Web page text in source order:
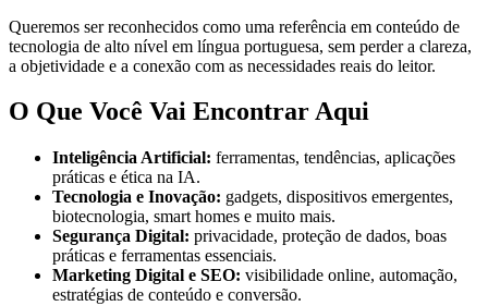
Queremos ser reconhecidos como uma referência em conteúdo de
tecnologia de alto nível em língua portuguesa, sem perder a clareza,
a objetividade e a conexão com as necessidades reais do leitor.
O Que Você Vai Encontrar Aqui
Inteligência Artificial: ferramentas, tendências, aplicações
práticas e ética na IA.
Tecnologia e Inovação: gadgets, dispositivos emergentes,
biotecnologia, smart homes e muito mais.
Segurança Digital: privacidade, proteção de dados, boas
práticas e ferramentas essenciais.
Marketing Digital e SEO: visibilidade online, automação,
estratégias de conteúdo e conversão.